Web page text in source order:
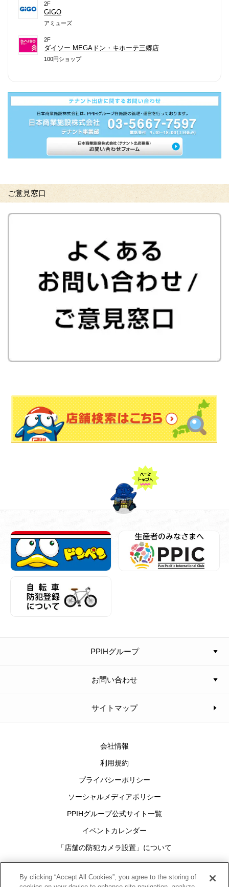
2F
GIGO
アミューズ
2F
ダイソー MEGAドン・キホーテ三郷店
100円ショップ
ご意見窓口
PPIHグループ
お問い合わせ
サイトマップ
会社情報
利用規約
プライバシーポリシー
ソーシャルメディアポリシー
PPIHグループ公式サイト一覧
イベントカレンダー
「店舗の防犯カメラ設置」について
Cookies Settings
By clicking “Accept All Cookies”, you agree to the storing of